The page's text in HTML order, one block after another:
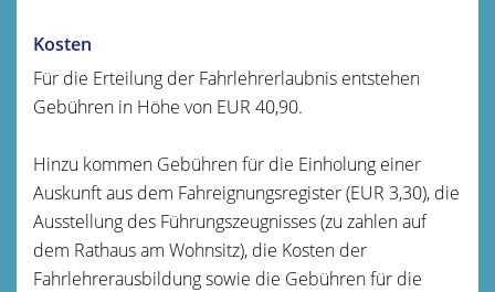
Kosten
Für die Erteilung der Fahrlehrerlaubnis entstehen
Gebühren in Höhe von EUR 40,90.
Hinzu kommen Gebühren für die Einholung einer
Auskunft aus dem Fahreignungsregister (EUR 3,30), die
Ausstellung des Führungszeugnisses (zu zahlen auf
dem Rathaus am Wohnsitz), die Kosten der
Fahrlehrerausbildung sowie die Gebühren für die